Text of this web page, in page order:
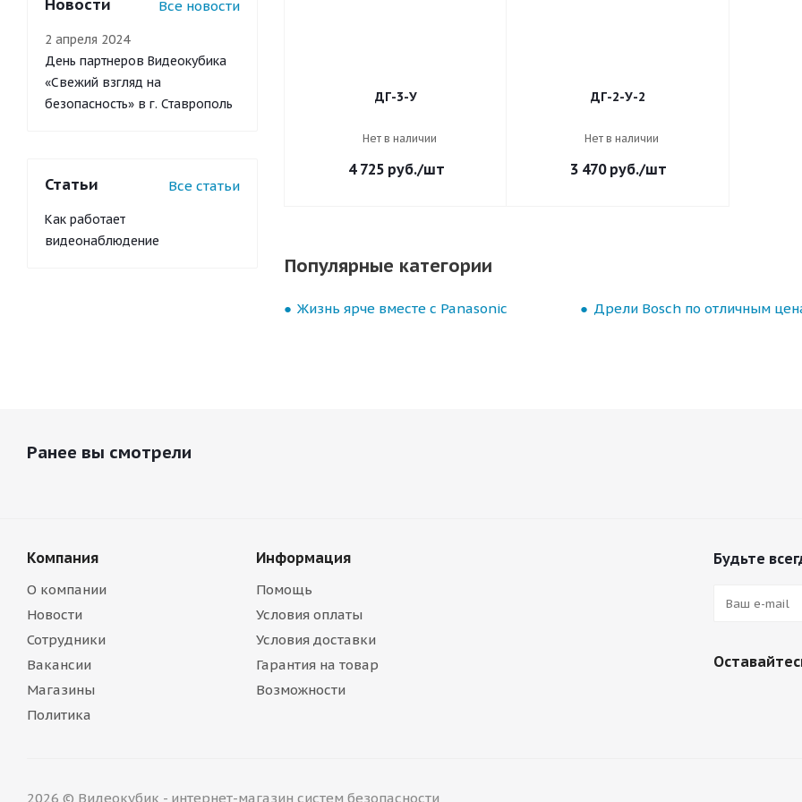
ДГ-3-У
Нет в наличии
4 725руб./шт
ДГ-2-У-2
Нет в наличии
3 470руб./шт
Популярные категории
Жизнь ярче вместе с Panasonic Дрели Bosch по отличным
Новости Все новости
2 апреля 2024
День партнеров Видеокубика
«Свежий взгляд на
безопасность» в г. Ставрополь
Статьи Все статьи
Как работает
видеонаблюдение
Ранее вы смотрели
Компания
О компании
Новости
Сотрудники
Вакансии
Магазины
Политика
Информация
Помощь
Условия оплаты
Условия доставки
Гарантия на товар
Возможности
Будьте
2026 © Видеокубик - интернет-магазин систем безопасности